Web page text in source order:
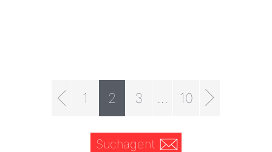
1 2 3 10
Suchagent